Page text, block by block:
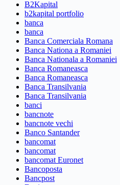
B2Kapital
b2kapital portfolio
banca
banca
Banca Comerciala Romana
Banca Nationa a Romaniei
Banca Nationala a Romaniei
Banca Romaneasca
Banca Romaneasca
Banca Transilvania
Banca Transilvania
banci
bancnote
bancnote vechi
Banco Santander
bancomat
bancomat
bancomat Euronet
Bancoposta
Bancpost